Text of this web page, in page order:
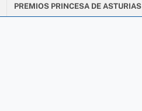
PREMIOS PRINCESA DE ASTURIAS